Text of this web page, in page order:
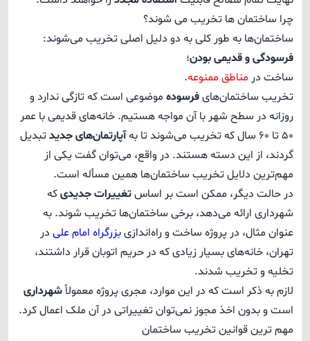
چرا ساختمان ها تخریب می شوند؟
ساختمان‌ها به طور کلی به دو دلیل اصلی تخریب می‌شوند:
فرسودگی و قدیمی بودن؛
ساخت در مناطق ممنوعه.
تخریب ساختمان‌هایفرسوده موضوعی است که تازگی ندارد و
روزانه در سطح شهر با آن مواجه هستیم. خانه‌های قدیمی با عمر
50 تا 60 سال که تخریب می‌شوند تا به
آپارتمان‌های جدیدتبدیل
گردند، از این دسته هستند. در واقع، می‌توان گفت یکی از
مهم‌ترین دلایل تخریب ساختمان‌ها همین مسأله است.
در حالت دیگر، ممکن است بر اساستغییرات جدیدیکه
شهرداری ارائه می‌دهد، برخی ساختمان‌ها تخریب شوند. به
عنوان مثال، در پروژه ساخت و راه‌اندازیبزرگراه امام علی در
تهران، خانه‌های بسیار زیادی که در حریم اتوبان قرار داشتند،
تخلیه و تخریب شدند.
لازم به ذکر است که در این موارد، مجری پروژه معمولاًشهرداری
است و بدون اخذ مجوز نمی‌توان تغییراتی در آن ملک اعمال کرد.
مهم ترین قوانین تخریب ساختمان